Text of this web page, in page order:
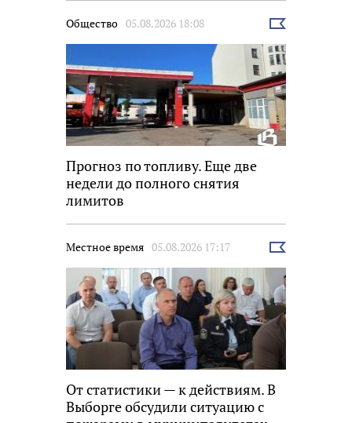
Общество 05.08.2026 18:08
Выбрать
Прогноз по топливу. Еще две
недели до полного снятия
лимитов
Местное время 05.08.2026 17:17
Выбрать
От статистики — к действиям. В
Выборге обсудили ситуацию с